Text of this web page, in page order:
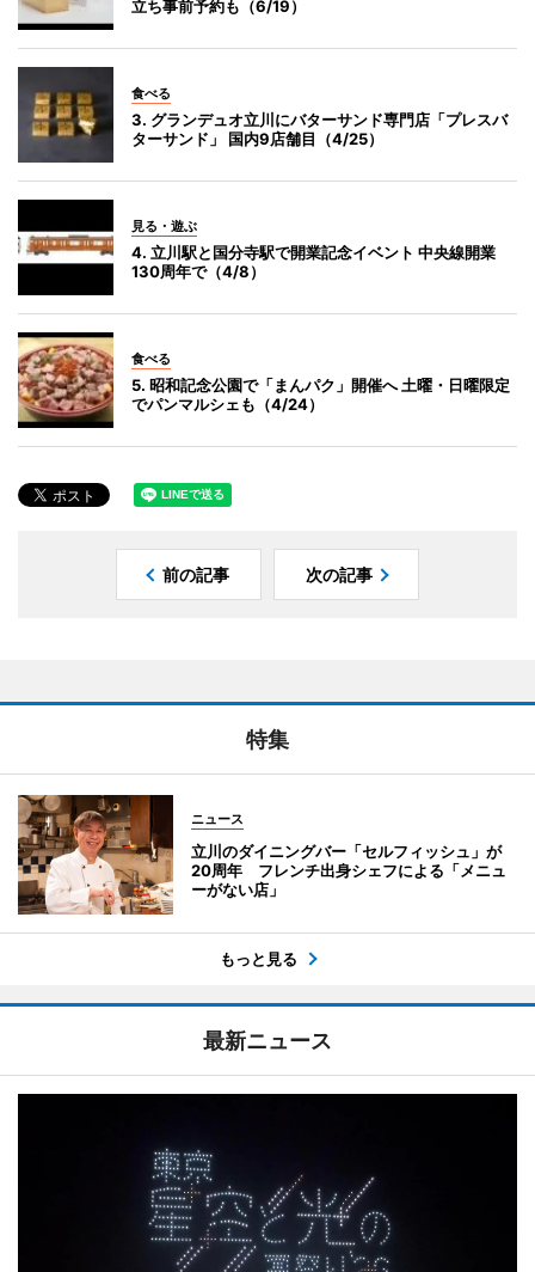
立ち事前予約も（6/19）
食べる
3. グランデュオ立川にバターサンド専門店「プレスバ
ターサンド」 国内9店舗目（4/25）
見る・遊ぶ
4. 立川駅と国分寺駅で開業記念イベント 中央線開業
130周年で（4/8）
食べる
5. 昭和記念公園で「まんパク」開催へ 土曜・日曜限定
でパンマルシェも（4/24）
前の記事 次の記事
特集
ニュース
立川のダイニングバー「セルフィッシュ」が
20周年 フレンチ出身シェフによる「メニュ
ーがない店」
もっと見る
最新ニュース